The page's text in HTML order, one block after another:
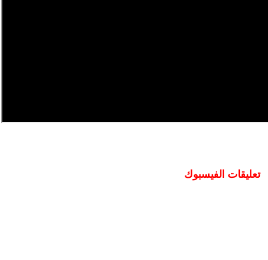
تعليقات الفيسبوك